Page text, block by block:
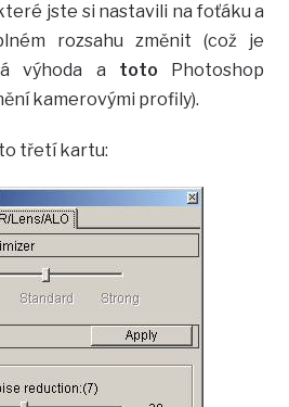
jste si nastavili na foťáku a
rozsahu změnit (což je
výhoda a toto Photoshop
kamerovými profily).
třetí kartu: